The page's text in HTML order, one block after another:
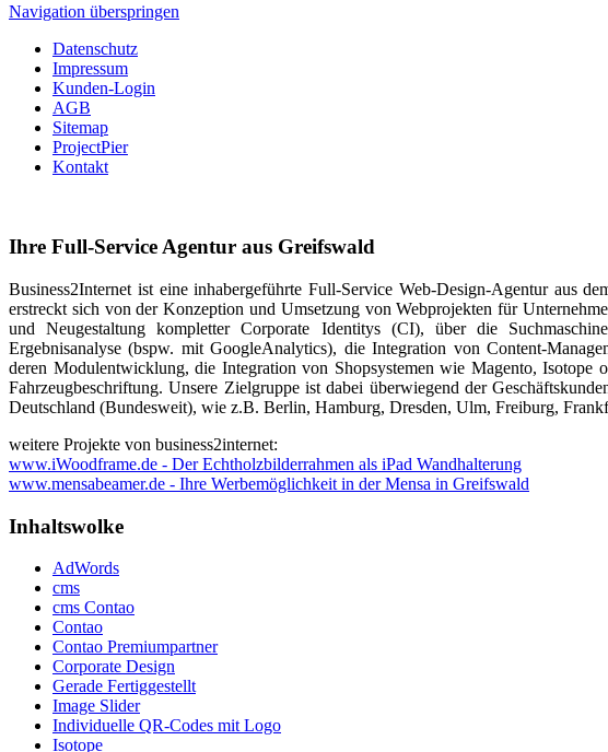
Navigation überspringen
Datenschutz
Impressum
Kunden-Login
AGB
Sitemap
ProjectPier
Kontakt
Ihre Full-Service Agentur aus Greifswald
Business2Internet ist eine inhabergeführte Full-Service Web-Design-Agentur aus
erstreckt sich von der Konzeption und Umsetzung von Webprojekten für
und Neugestaltung kompletter Corporate Identitys (CI), über die
Ergebnisanalyse (bspw. mit GoogleAnalytics), die Integration von Content-
deren Modulentwicklung, die Integration von Shopsystemen wie Magento,
Fahrzeugbeschriftung. Unsere Zielgruppe ist dabei überwiegend der
Deutschland (Bundesweit), wie z.B. Berlin, Hamburg, Dresden, Ulm, Freiburg,
weitere Projekte von business2internet:
www.iWoodframe.de - Der Echtholzbilderrahmen als iPad Wandhalterung
www.mensabeamer.de - Ihre Werbemöglichkeit in der Mensa in Greifswald
Inhaltswolke
AdWords
cms
cms Contao
Contao
Contao Premiumpartner
Corporate Design
Gerade Fertiggestellt
Image Slider
Individuelle QR-Codes mit Logo
Isotope